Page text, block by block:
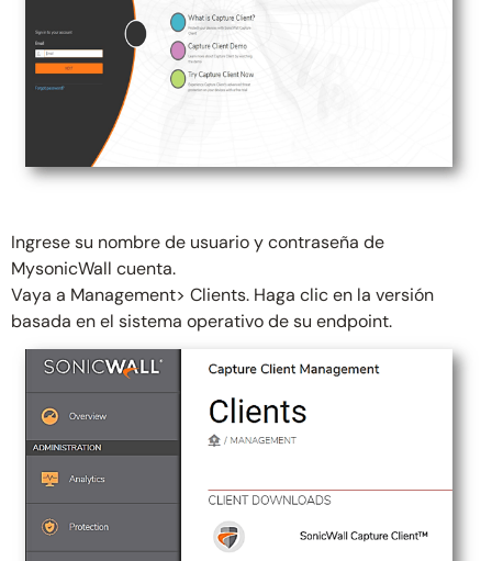
Ingrese su nombre de usuario y contraseña de
MysonicWall cuenta.
Vaya a Management> Clients. Haga clic en la versión
basada en el sistema operativo de su endpoint.